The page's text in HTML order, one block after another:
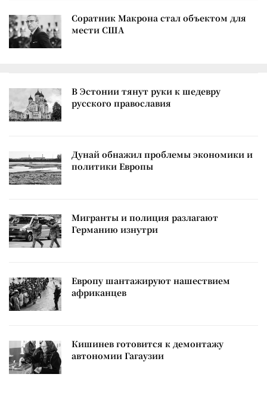
Соратник Макрона стал объектом для
мести США
В Эстонии тянут руки к шедевру
русского православия
Дунай обнажил проблемы экономики и
политики Европы
Мигранты и полиция разлагают
Германию изнутри
Европу шантажируют нашествием
африканцев
Кишинев готовится к демонтажу
автономии Гагаузии